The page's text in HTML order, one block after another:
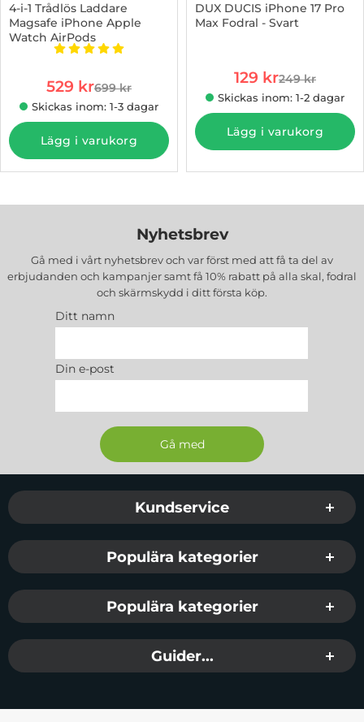
4-i-1 Trådlös Laddare
Magsafe iPhone Apple
Watch AirPods
Art. nr 1002848203Betyg: 5 stjärnor av 5
rea pris
529 krtidigare pris
699 kr
Skickas inom: 1-3 dagar
Lägg i varukorg
DUX DUCIS iPhone 17 Pro
Max Fodral - Svart
rea pris
129 krtidigare pris
249 kr
Skickas inom: 1-2 dagar
Lägg i varukorg
Nyhetsbrev
Gå med i vårt nyhetsbrev och var först med att få ta del av
erbjudanden och kampanjer samt få 10% rabatt på alla skal, fodral
och skärmskydd i ditt första köp.
Ditt namn
Din e-post
Sidfot Blandad info och länkar
Kundservice
Populära kategorier
Populära kategorier
Guider...